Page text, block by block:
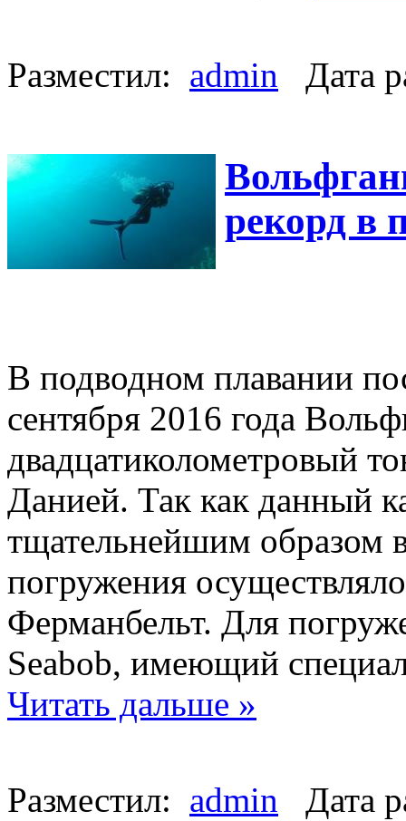
Разместил: admin Дата
рекорд в
В подводном плавании
сентября 2016 года
двадцатиколометровый
Данией. Так как данный
тщательнейшим образом
погружения
Ферманбельт. Для
Seabob, имеющий
Читать дальше »
Разместил: admin Дата